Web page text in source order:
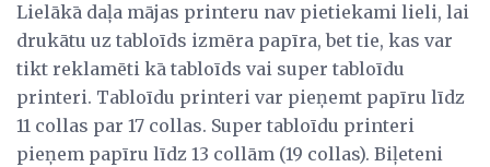
Lielākā daļa mājas printeru nav pietiekami lieli, lai
drukātu uz tabloīds izmēra papīra, bet tie, kas var
tikt reklamēti kā tabloīds vai super tabloīdu
printeri. Tabloīdu printeri var pieņemt papīru līdz
11 collas par 17 collas. Super tabloīdu printeri
pieņem papīru līdz 13 collām (19 collas). Biļeteni